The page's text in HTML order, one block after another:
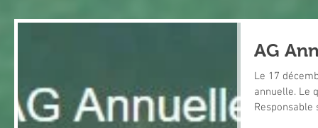
AG
Le 17
annuelle. Le quorum a été atteint. Le Président et le